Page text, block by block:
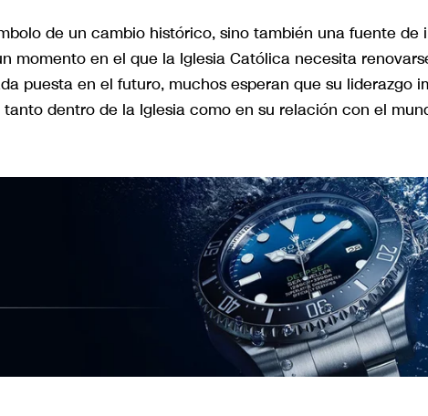
de un cambio histórico, sino también una fuente de
momento en el que la Iglesia Católica necesita
puesta en el futuro, muchos esperan que su liderazgo
dentro de la Iglesia como en su relación con el